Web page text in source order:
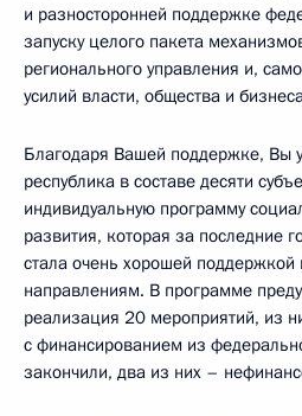
и разносторонней поддержке
запуску целого пакета
регионального управления и,
усилий власти, общества и
Благодаря Вашей поддержке, Вы
республика в составе десяти
индивидуальную программу
развития, которая за последние
стала очень хорошей
направлениям. В программе
реализация 20 мероприятий, из
с финансированием из
закончили, два из них –